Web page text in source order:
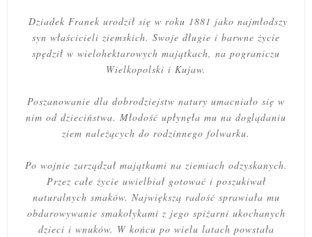
Dziadek Franek urodził się w roku 1881 jako najmłodszy
syn właścicieli ziemskich. Swoje długie i barwne życie
spędził w wielohektarowych majątkach, na pograniczu
Wielkopolski i Kujaw.
Poszanowanie dla dobrodziejstw natury umacniało się w
nim od dzieciństwa. Młodość upłynęła mu na doglądaniu
ziem należących do rodzinnego folwarku.
Po wojnie zarządzał majątkami na ziemiach odzyskanych.
Przez całe życie uwielbiał gotować i poszukiwał
naturalnych smaków. Największą radość sprawiała mu
obdarowywanie smakołykami z jego spiżarni ukochanych
dzieci i wnuków. W końcu po wielu latach powstała